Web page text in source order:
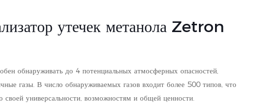
утечек метанола Zetron
обнаруживать до 4 потенциальных атмосферных опасностей,
газы. В число обнаруживаемых газов входит более 500 типов, что
универсальности, возможностям и общей ценности.